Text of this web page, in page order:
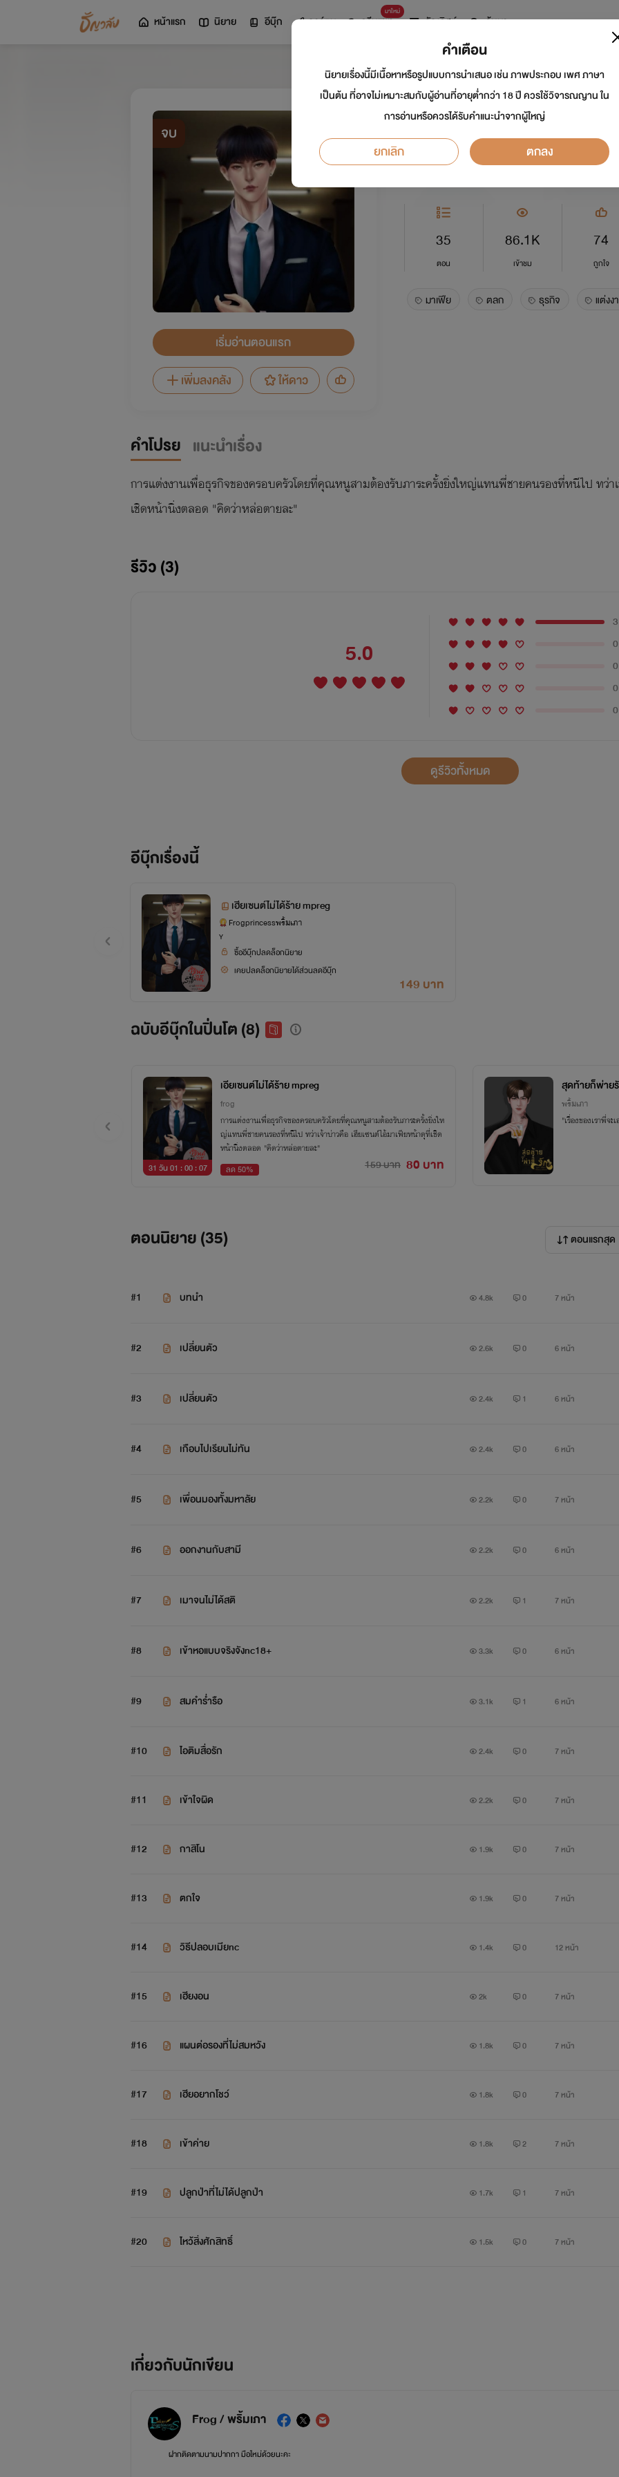
หน้าแรก นิยาย อีบุ๊ก การ์ตูน
มาใหม่
ดรีมแชท ธัญลิสต์ ค้นหา
จบ
เริ่มอ่านตอนแรก
เพิ่มลงคลัง
ให้ดาว
เฮียเซนต์ไม่ได้ร้าย
นักเขียน:Frog / พริ้มเภา
Y
35
ตอน
86.1K
เข้าชม
74
ถูกใจ
มาเฟีย ตลก ธุรกิจ แต่งง
คำโปรย แนะนำเรื่อง
การแต่งงานเพื่อธุรกิจของครอบครัวโดยที่คุณหนูสามต้องรับภาระครั้งยิ่งใหญ่แทนพี่ชายคนรองที่หนีไป ทว่า
เชิดหน้านิ่งตลอด "คิดว่าหล่อตายละ"
รีวิว (3)
5.0
3
0
0
0
0
ดูรีวิวทั้งหมด
อีบุ๊กเรื่องนี้
เฮียเซนต์ไม่ได้ร้าย mpreg
Frogprincessพริ้มเภา
Y
ซื้ออีบุ๊กปลดล็อกนิยาย
เคยปลดล็อกนิยายได้ส่วนลดอีบุ๊ก
149 บาท
ฉบับอีบุ๊กในปิ่นโต (8)
31 วัน 01 : 00 : 06
เอียเซนต์ไม่ได้ร้าย mpreg
frog
การแต่งงานเพื่อธุรกิจของครอบครัวโดยที่คุณหนูสามต้องรับภาระครั้งยิ่งให
ญ่แทนพี่ชายคนรองที่หนีไป ทว่าเจ้าบ่าวคือ เฮียเซนต์ไอ้มาเฟียหน้าดุที่เชิด
หน้านิ่งตลอด "คิดว่าหล่อตายละ"
ลด 50%
159 บาท 80 บาท
สุดท้ายก็พ่าย
พริ้มเภา
"เรื่องของเราพี่จะ
ตอนนิยาย (35) ตอนแรกสุด
#1 บทนำ 4.8k 0 7 หน้า
#2 เปลี่ยนตัว 2.6k 0 6 หน้า
#3 เปลี่ยนตัว 2.4k 1 6 หน้า
#4 เกือบไปเรียนไม่ทัน 2.4k 0 6 หน้า
#5 เพื่อนมองทั้งมหาลัย 2.2k 0 7 หน้า
#6 ออกงานกับสามี 2.2k 0 6 หน้า
#7 เมาจนไม่ได้สติ 2.2k 1 7 หน้า
#8 เข้าหอแบบจริงจังnc18+ 3.3k 0 6 หน้า
#9 สมคำร่ำรือ 3.1k 1 6 หน้า
#10 ไอติมสื่อรัก 2.4k 0 7 หน้า
#11 เข้าใจผิด 2.2k 0 7 หน้า
#12 กาสิโน 1.9k 0 7 หน้า
#13 ตกใจ 1.9k 0 7 หน้า
#14 วิธีปลอบเมียnc 1.4k 0 12 หน้า
#15 เฮียงอน 2k 0 7 หน้า
#16 แผนต่อรองที่ไม่สมหวัง 1.8k 0 7 หน้า
#17 เฮียอยากโชว์ 1.8k 0 7 หน้า
#18 เข้าค่าย 1.8k 2 7 หน้า
#19 ปลูกป่าที่ไม่ได้ปลูกป่า 1.7k 1 7 หน้า
#20 ไหว้สิ่งศักสิทธิ์ 1.5k 0 7 หน้า
เกี่ยวกับนักเขียน
Frog / พริ้มเภา
ฝากติดตามนามปากกา มือใหม่ด้วยนะคะ
คำเตือน
นิยายเรื่องนี้มีเนื้อหาหรือรูปแบบการนำเสนอ เช่น ภาพประกอบ เพศ ภาษา
เป็นต้น ที่อาจไม่เหมาะสมกับผู้อ่านที่อายุต่ำกว่า 18 ปี ควรใช้วิจารณญาน ใน
การอ่านหรือควรได้รับคำแนะนำจากผู้ใหญ่
ยกเลิก ตกลง